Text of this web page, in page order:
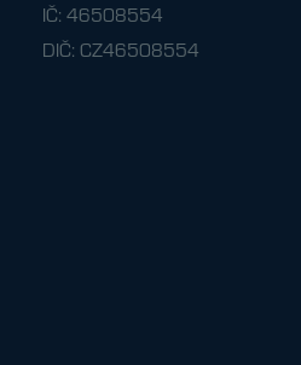
IČ: 46508554
DIČ: CZ46508554